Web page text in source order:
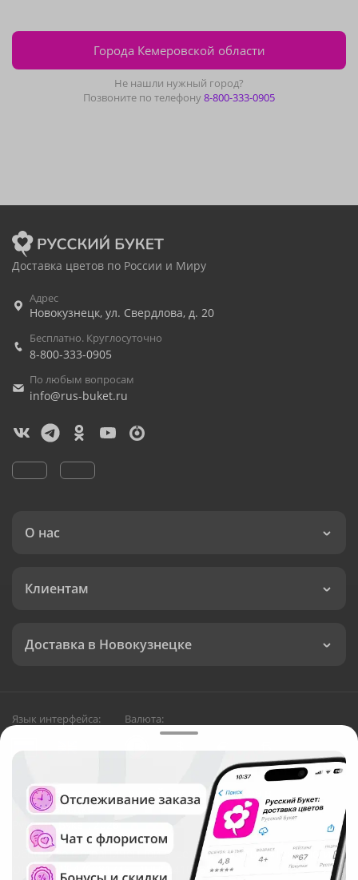
Города Кемеровской области
Не нашли нужный город?
Позвоните по телефону8-800-333-0905
Доставка цветов по России и Миру
Адрес
Новокузнецк, ул. Свердлова, д. 20
Бесплатно. Круглосуточно
8-800-333-0905
По любым вопросам
info@rus-buket.ru
О нас
Клиентам
Доставка в Новокузнецке
Язык интерфейса: Валюта:
Служба круглосуточной доставки цветов в
Новокузнецке
Русский Букет, 2026
Общество с ограниченной ответственностью «Технология»
ОГРН: 1195476081745, ИНН: 5410081997